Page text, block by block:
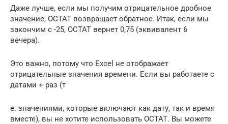
Даже лучше, если мы получим отрицательное дробное
значение, ОСТАТ возвращает обратное. Итак, если мы
закончим с -25, ОСТАТ вернет 0,75 (эквивалент 6
вечера).
Это важно, потому что Excel не отображает
отрицательные значения времени. Если вы работаете с
датами + раз (т
е. значениями, которые включают как дату, так и время
вместе), вы не хотите использовать ОСТАТ. Вы можете